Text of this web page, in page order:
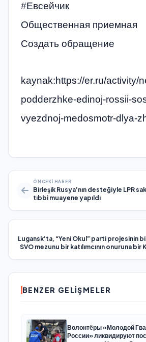
#Евсейчик
Общественная приемная
Создать обращение
kaynak:https://er.ru/activity/
podderzhke-edinoj-rossii-
vyezdnoj-medosmotr-dlya-
ÖNCEKI HABER
Birleşik Rusya’nın desteğiyle LPR
tıbbi muayene yapıldı
Lugansk’ta, “Yeni Okul” parti projesinin
SVO mezunu bir katılımcının onuruna bir
BENZER GELIŞMELER
Волонтёры «Молодой
России» ликвидируют